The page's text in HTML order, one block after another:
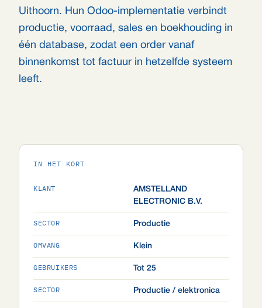
Uithoorn. Hun Odoo-implementatie verbindt
productie, voorraad, sales en boekhouding in
één database, zodat een order vanaf
binnenkomst tot factuur in hetzelfde systeem
leeft.
IN HET KORT
KLANT
AMSTELLAND
ELECTRONIC B.V.
SECTOR Productie
OMVANG Klein
GEBRUIKERS Tot 25
SECTOR Productie / elektronica